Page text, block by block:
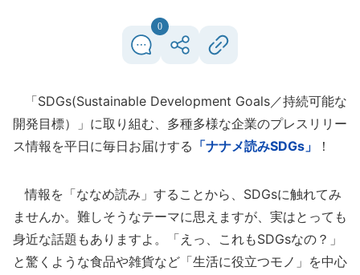
0
「SDGs(Sustainable Development Goals／持続可能な
開発目標）」に取り組む、多種多様な企業のプレスリリー
ス情報を平日に毎日お届けする 「ナナメ読みSDGs」 ！
情報を「ななめ読み」することから、SDGsに触れてみ
ませんか。難しそうなテーマに思えますが、実はとっても
身近な話題もありますよ。「えっ、これもSDGsなの？」
と驚くような食品や雑貨など「生活に役立つモノ」を中心